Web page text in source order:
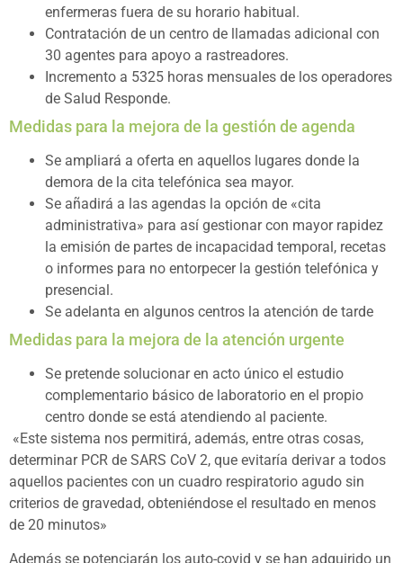
enfermeras fuera de su horario habitual.
Contratación de un centro de llamadas adicional con
30 agentes para apoyo a rastreadores.
Incremento a 5325 horas mensuales de los operadores
de Salud Responde.
Medidas para la mejora de la gestión de agenda
Se ampliará a oferta en aquellos lugares donde la
demora de la cita telefónica sea mayor.
Se añadirá a las agendas la opción de «cita
administrativa» para así gestionar con mayor rapidez
la emisión de partes de incapacidad temporal, recetas
o informes para no entorpecer la gestión telefónica y
presencial.
Se adelanta en algunos centros la atención de tarde
Medidas para la mejora de la atención urgente
Se pretende solucionar en acto único el estudio
complementario básico de laboratorio en el propio
centro donde se está atendiendo al paciente.
«Este sistema nos permitirá, además, entre otras cosas,
determinar PCR de SARS CoV 2, que evitaría derivar a todos
aquellos pacientes con un cuadro respiratorio agudo sin
criterios de gravedad, obteniéndose el resultado en menos
de 20 minutos»
Además se potenciarán los auto-covid y se han adquirido un